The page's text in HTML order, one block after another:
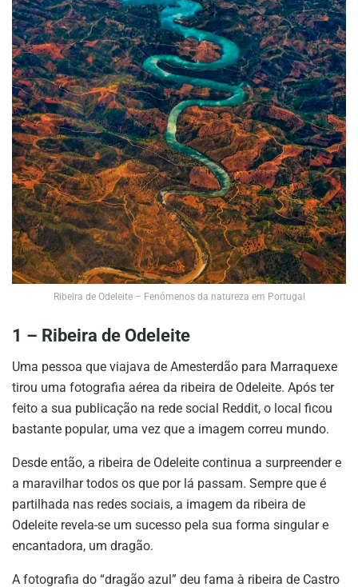
Ribeira de Odeleite – Fenómenos da natureza em Portugal
1 – Ribeira de Odeleite
Uma pessoa que viajava de Amesterdão para Marraquexe
tirou uma fotografia aérea da ribeira de Odeleite. Após ter
feito a sua publicação na rede social Reddit, o local ficou
bastante popular, uma vez que a imagem correu mundo.
Desde então, a ribeira de Odeleite continua a surpreender e
a maravilhar todos os que por lá passam. Sempre que é
partilhada nas redes sociais, a imagem da ribeira de
Odeleite revela-se um sucesso pela sua forma singular e
encantadora, um dragão.
A fotografia do “dragão azul” deu fama à ribeira de Castro